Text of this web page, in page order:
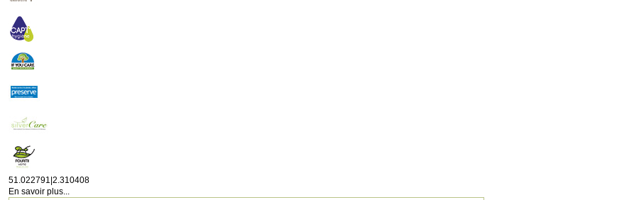
51.022791|2.310408
En savoir plus...